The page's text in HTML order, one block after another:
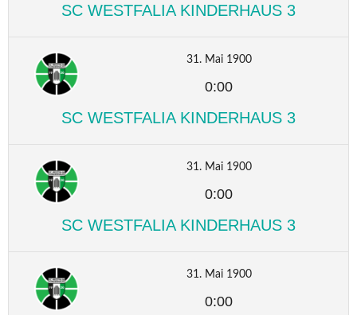
SC WESTFALIA KINDERHAUS 3
31. Mai 1900
0:00
SC WESTFALIA KINDERHAUS 3
31. Mai 1900
0:00
SC WESTFALIA KINDERHAUS 3
31. Mai 1900
0:00